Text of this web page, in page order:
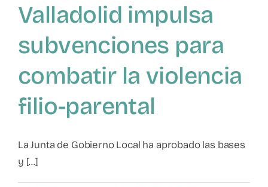
Mapa de recursos
Observatorio VFP
Contacto
Valladolid impulsa
subvenciones para
combatir la violencia
filio-parental
La Junta de Gobierno Local ha aprobado las bases
y [...]